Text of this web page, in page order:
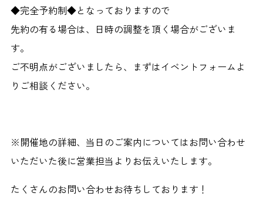
◆完全予約制◆となっておりますので
先約の有る場合は、日時の調整を頂く場合がございま
す。
ご不明点がございましたら、まずはイベントフォームよ
りご相談ください。
※開催地の詳細、当日のご案内についてはお問い合わせ
いただいた後に営業担当よりお伝えいたします。
たくさんのお問い合わせお待ちしております！